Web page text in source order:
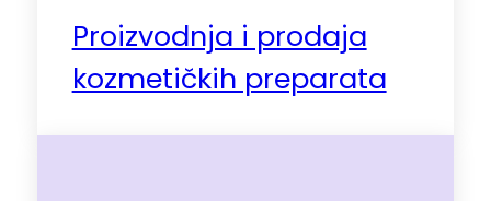
Proizvodnja i prodaja
kozmetičkih preparata